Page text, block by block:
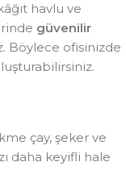
havlu ve
güvenilir
Böylece ofisinizde
çay, şeker ve
daha keyifli hale